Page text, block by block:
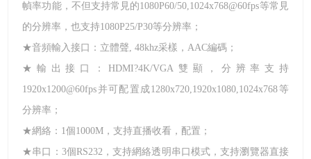
幀率功能，不但支持常見的1080P60/50,1024x768@60fps等常見
的分辨率，也支持1080P25/P30等分辨率；
★音頻輸入接口：立體聲, 48khz采樣，AAC編碼；
★輸出接口：HDMI?4K/VGA雙顯，分辨率支持
1920x1200@60fps并可配置成1280x720,1920x1080,1024x768等
分辨率；
★網絡： 1個 1000M，支持直播收看，配置；
★串口： 3個RS232，支持網絡透明串口模式，支持瀏覽器直接